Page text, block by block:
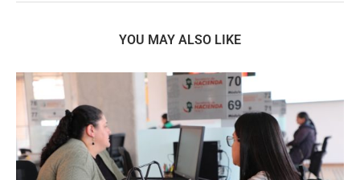
YOU MAY ALSO LIKE